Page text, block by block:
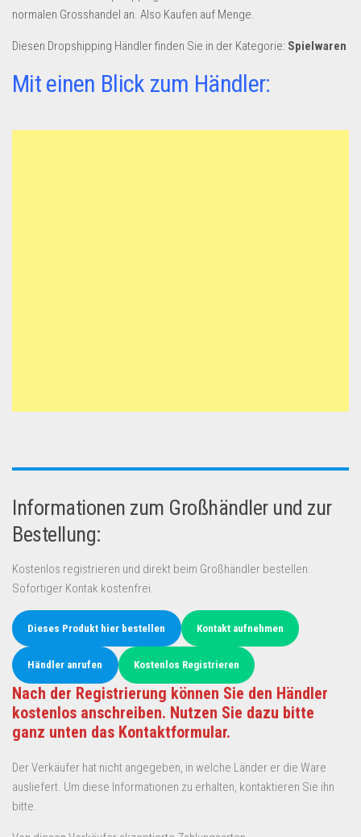
normalen Grosshandel an. Also Kaufen auf Menge.
Diesen Dropshipping Händler finden Sie in der Kategorie: Spielwaren
Mit einen Blick zum Händler:
Informationen zum Großhändler und zur
Bestellung:
Kostenlos registrieren und direkt beim Großhändler bestellen.
Sofortiger Kontak kostenfrei.
Dieses Produkt hier bestellen Kontakt aufnehmen
Händler anrufen Kostenlos Registrieren
Nach der Registrierung können Sie den Händler
kostenlos anschreiben. Nutzen Sie dazu bitte
ganz unten das Kontaktformular.
Der Verkäufer hat nicht angegeben, in welche Länder er die Ware
ausliefert. Um diese Informationen zu erhalten, kontaktieren Sie ihn
bitte.